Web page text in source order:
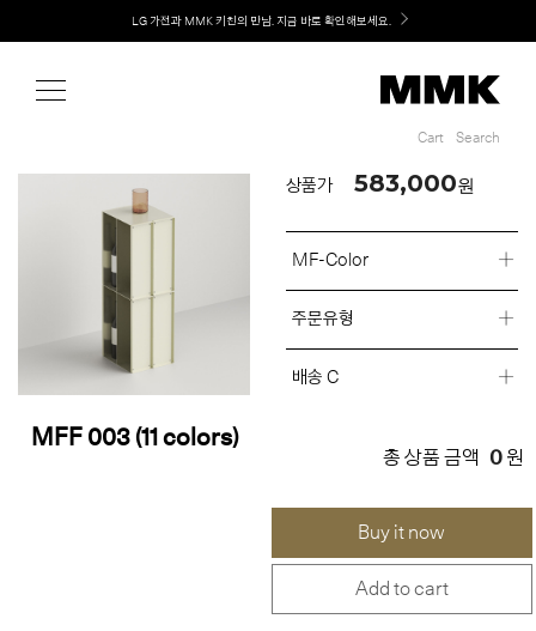
Welcome! 신규 회원가입 시 MMK Shop Coupon (총 60만원) 지급
Cart Search
MFF 003 (11 colors)
상품가 583,000원
MF-Color
주문유형
배송 C
총 상품 금액 0 원
Buy it now
Add to cart